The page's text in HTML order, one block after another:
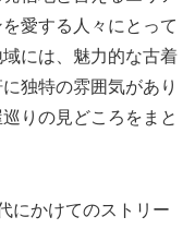
愛する人々にとって
には、魅力的な古着
独特の雰囲気があり
りの見どころをまと
にかけてのストリー